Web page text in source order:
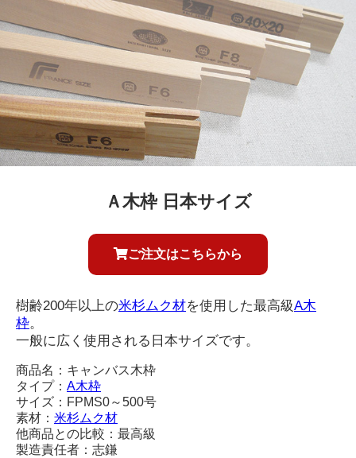
Ａ木枠 日本サイズ
ご注文はこちらから
樹齢200年以上の米杉ムク材を使用した最高級A木
枠。
一般に広く使用される日本サイズです。
商品名：キャンバス木枠
タイプ： A木枠
サイズ：FPMS0～500号
素材： 米杉ムク材
他商品との比較：最高級
製造責任者：志鎌